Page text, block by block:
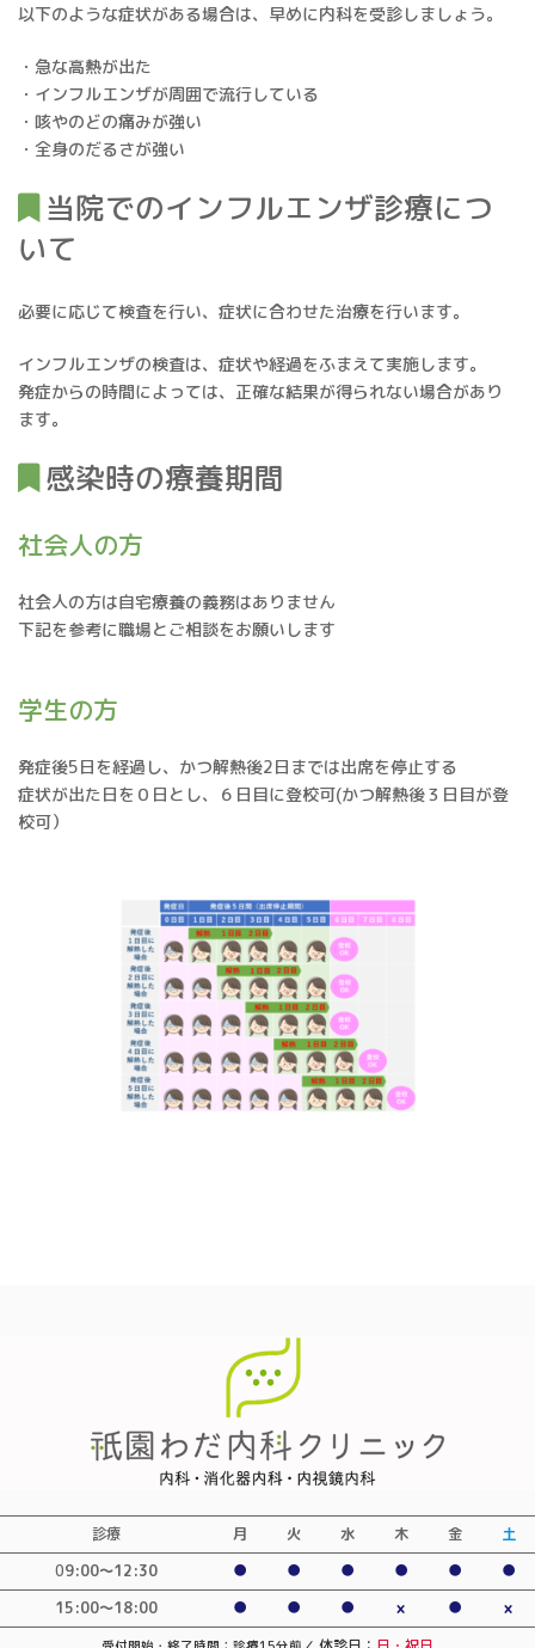
以下のような症状がある場合は、早めに内科を受診しましょう。
・急な高熱が出た
・インフルエンザが周囲で流行している
・咳やのどの痛みが強い
・全身のだるさが強い
当院でのインフルエンザ診療につ
いて
必要に応じて検査を行い、症状に合わせた治療を行います。
インフルエンザの検査は、症状や経過をふまえて実施します。
発症からの時間によっては、正確な結果が得られない場合があり
ます。
感染時の療養期間
社会人の方
社会人の方は自宅療養の義務はありません
下記を参考に職場とご相談をお願いします
学生の方
発症後5日を経過し、かつ解熱後2日までは出席を停止する
症状が出た日を０日とし、６日目に登校可(かつ解熱後３日目が登
校可）
診療 月 火 水 木 金
土
09:00〜12:30 ● ● ● ● ●
●
15:00～18:00
● ● ● × ● ×